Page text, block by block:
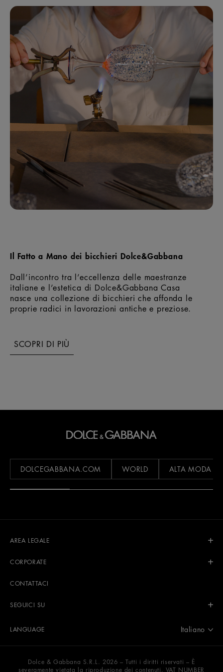
Il Fatto a Mano dei bicchieri Dolce&Gabbana
Dall’incontro tra l’eccellenza delle maestranze
italiane e l’estetica di Dolce&Gabbana Casa
nasce una collezione di bicchieri che affonda le
proprie radici in lavorazioni antiche e preziose.
SCOPRI DI PIÙ
DOLCEGABBANA.COM WORLD ALTA MODA
AREA LEGALE
CORPORATE
CONTATTACI
SEGUICI SU
LANGUAGE Italiano
Dolce & Gabbana S.R.L. 2026 – Tutti i diritti riservati – È
severamente vietata la riproduzione dei contenuti. VAT NUMBER